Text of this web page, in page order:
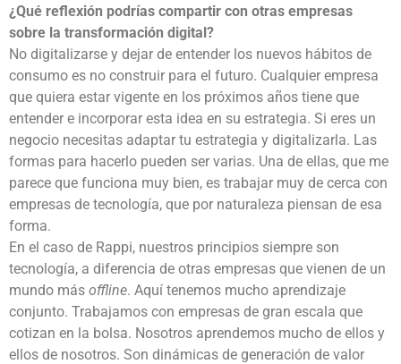
¿Qué reflexión podrías compartir con otras empresas
sobre la transformación digital?
No digitalizarse y dejar de entender los nuevos hábitos de
consumo es no construir para el futuro. Cualquier empresa
que quiera estar vigente en los próximos años tiene que
entender e incorporar esta idea en su estrategia. Si eres un
negocio necesitas adaptar tu estrategia y digitalizarla. Las
formas para hacerlo pueden ser varias. Una de ellas, que me
parece que funciona muy bien, es trabajar muy de cerca con
empresas de tecnología, que por naturaleza piensan de esa
forma.
En el caso de Rappi, nuestros principios siempre son
tecnología, a diferencia de otras empresas que vienen de un
mundo más offline. Aquí tenemos mucho aprendizaje
conjunto. Trabajamos con empresas de gran escala que
cotizan en la bolsa. Nosotros aprendemos mucho de ellos y
ellos de nosotros. Son dinámicas de generación de valor